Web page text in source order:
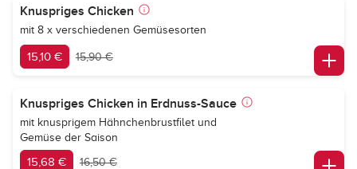
Knuspriges Chicken
mit 8 x verschiedenen Gemüsesorten
15,10 € 15,90 €
Knuspriges Chicken in Erdnuss-Sauce
mit knusprigem Hähnchenbrustfilet und
Gemüse der Saison
15,68 € 16,50 €